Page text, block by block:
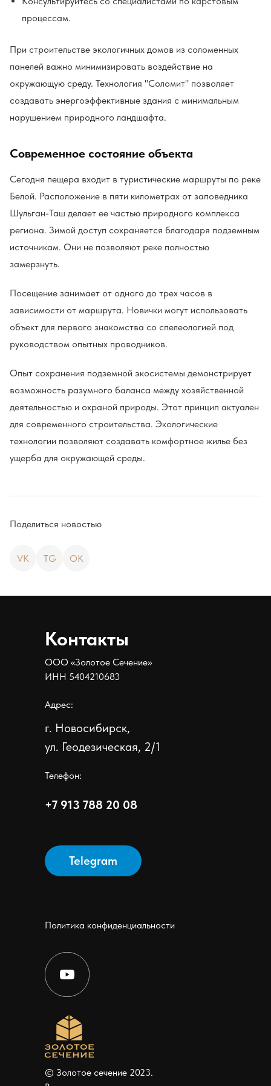
процессам.
При строительстве экологичных домов из соломенных
панелей важно минимизировать воздействие на
окружающую среду. Технология "Соломит" позволяет
создавать энергоэффективные здания с минимальным
нарушением природного ландшафта.
Современное состояние объекта
Сегодня пещера входит в туристические маршруты по реке
Белой. Расположение в пяти километрах от заповедника
Шульган-Таш делает ее частью природного комплекса
региона. Зимой доступ сохраняется благодаря подземным
источникам. Они не позволяют реке полностью
замерзнуть.
Посещение занимает от одного до трех часов в
зависимости от маршрута. Новички могут использовать
объект для первого знакомства со спелеологией под
руководством опытных проводников.
Опыт сохранения подземной экосистемы демонстрирует
возможность разумного баланса между хозяйственной
деятельностью и охраной природы. Этот принцип актуален
для современного строительства. Экологические
технологии позволяют создавать комфортное жилье без
ущерба для окружающей среды.
Поделиться новостью
VK TG OK
Адрес:
г. Новосибирск,
ул. Геодезическая, 2/1
Телефон:
+7 913 788 20 08
Контакты
Политика конфиденциальности
© Золотое сечение 2023.
ООО «Золотое Сечение»
ИНН 5404210683
Telegram